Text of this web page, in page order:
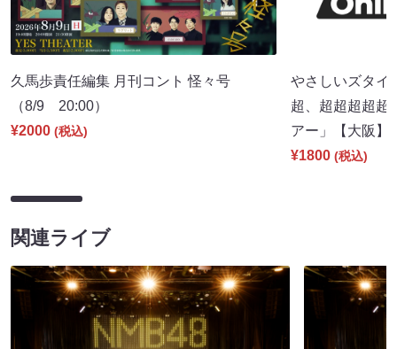
久馬歩責任編集 月刊コント 怪々号
（8/9 20:00）
¥2000 (税込)
やさしいズタイ
超、超超超超超
アー」【大阪
¥1800 (税込)
関連ライブ